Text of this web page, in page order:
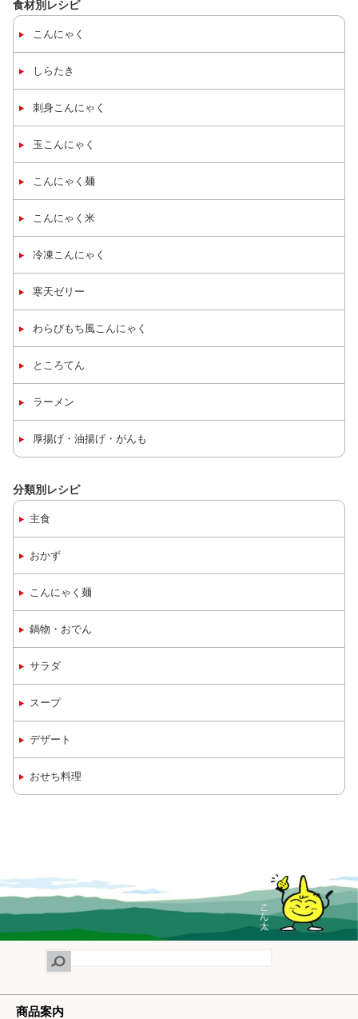
食材別レシピ
こんにゃく
しらたき
刺身こんにゃく
玉こんにゃく
こんにゃく麺
こんにゃく米
冷凍こんにゃく
寒天ゼリー
わらびもち風こんにゃく
ところてん
ラーメン
厚揚げ・油揚げ・がんも
分類別レシピ
主食
おかず
こんにゃく麺
鍋物・おでん
サラダ
スープ
デザート
おせち料理
商品案内